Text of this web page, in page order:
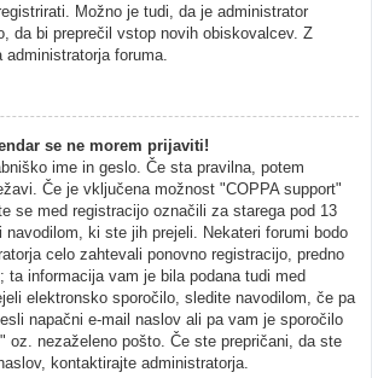
Možno je tudi, da je administrator
da bi preprečil vstop novih obiskovalcev. Z
foruma.
se ne morem prijaviti!
ime in geslo. Če sta pravilna, potem
Če je vključena možnost "COPPA support"
se med registracijo označili za starega pod 13
ki ste jih prejeli. Nekateri forumi bodo
celo zahtevali ponovno registracijo, predno
ta informacija vam je bila podana tudi med
elektronsko sporočilo, sledite navodilom, če pa
napačni e-mail naslov ali pa vam je sporočilo
oz. nezaželeno pošto. Če ste prepričani, da ste
kontaktirajte administratorja.